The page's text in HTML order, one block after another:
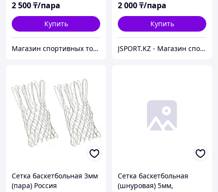
2 500₸/пара
Купить
Магазин спортивных товаров - Sportsatu.kz
2 000₸/пара
Купить
JSPORT.KZ - Магазин спортивных товаров "JAKON sport mart"
Сетка баскетбольная 3мм
(пара) Россия
Сетка баскетбольная
(шнуровая) 5мм,